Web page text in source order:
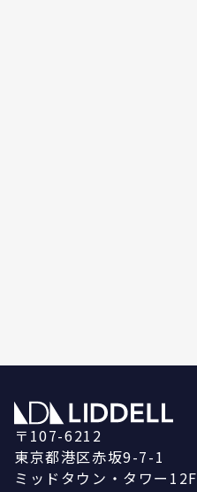
〒107-6212
東京都港区赤坂9-7-1
ミッドタウン・タワー12F